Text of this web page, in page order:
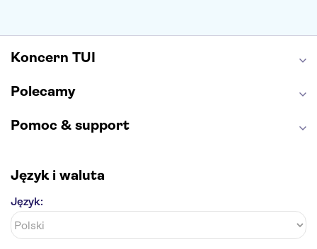
Koncern TUI
Polecamy
Pomoc & support
Język i waluta
Język: